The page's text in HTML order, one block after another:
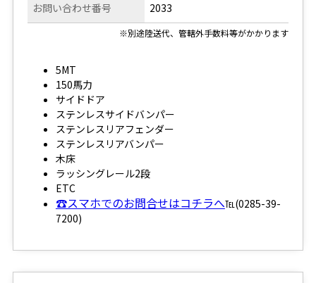
お問い合わせ番号 2033
※別途陸送代、管轄外手数料等がかかります
5MT
150馬力
サイドドア
ステンレスサイドバンパー
ステンレスリアフェンダー
ステンレスリアバンパー
木床
ラッシングレール2段
ETC
☎スマホでのお問合せはコチラへ℡(0285-39-
7200)